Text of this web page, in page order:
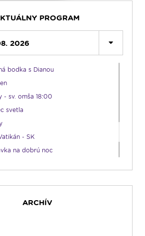
PROGRAM
2026
sv. Františka
Anjel Pána + zamyslenie
aperitív
rok
- štvrtok
bodka s Dianou
- sv. omša 18:00
svetla
- SK
na dobrú noc
na pokračovanie + repríza
- repríza
ARCHÍV